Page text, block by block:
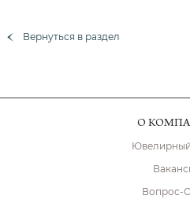
Вернуться в раздел
О
Вопрос-